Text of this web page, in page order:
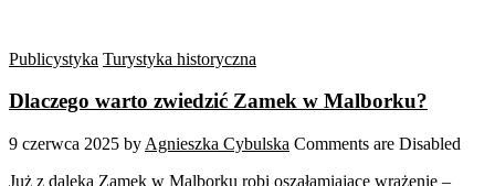
Publicystyka Turystyka historyczna
Dlaczego warto zwiedzić Zamek w Malborku?
9 czerwca 2025 by Agnieszka Cybulska Comments are Disabled
Już z daleka Zamek w Malborku robi oszałamiające wrażenie –